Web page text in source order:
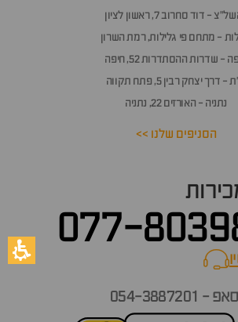
- דוד סחרוב 7, ראשון לציון
- מתחם פי גלילות, רמת השרון
- שדרות ההסתדרות 52, חיפה
- דרך יצחק רבין 5, פתח תקווה
נתניה - האורזים 22, נתניה
הסניפים שלנו >>
077-
call now
3887201